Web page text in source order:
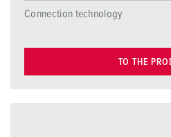
Connection technology
TO THE